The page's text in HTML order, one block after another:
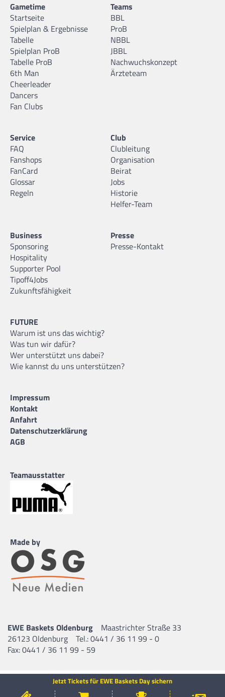
Jetzt Tickets für EWE Baskets Day sichern
Gametime
Startseite
Spielplan & Ergebnisse
Tabelle
Spielplan ProB
Tabelle ProB
6th Man
Cheerleader
Dancers
Fan Clubs
Teams
BBL
ProB
NBBL
JBBL
Nachwuchskonzept
Ärzteteam
Service
FAQ
Fanshops
FanCard
Glossar
Regeln
Club
Clubleitung
Organisation
Beirat
Jobs
Historie
Helfer-Team
Business
Sponsoring
Hospitality
Supporter Pool
Tipoff4Jobs
Zukunftsfähigkeit
Presse
Presse-Kontakt
FUTURE
Warum ist uns das wichtig?
Was tun wir dafür?
Wer unterstützt uns dabei?
Wie kannst du uns unterstützen?
Impressum
Kontakt
Anfahrt
Datenschutzerklärung
AGB
Teamausstatter
Made by
EWE Baskets Oldenburg
Maastrichter Straße 33
26123 Oldenburg
Tel.: 0441 / 36 11 99 - 0
Fax: 0441 / 36 11 99 - 59